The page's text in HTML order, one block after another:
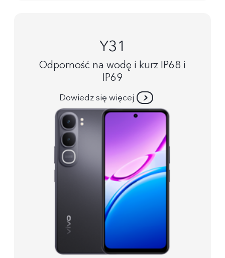
Y31
Odporność na wodę i kurz IP68 i
IP69
Dowiedz się więcej